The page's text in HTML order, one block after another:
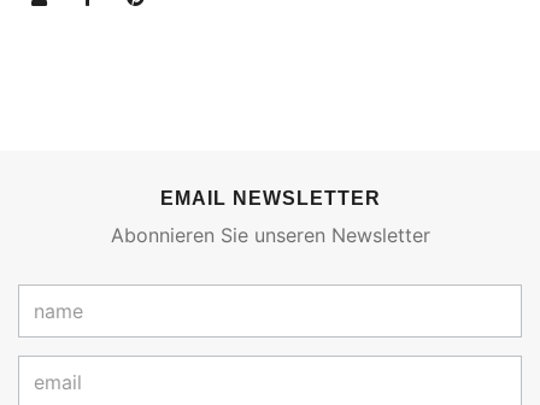
EMAIL NEWSLETTER
Abonnieren Sie unseren Newsletter